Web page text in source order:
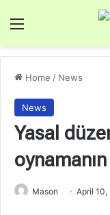
Menu
Home / News
News
Yasal
oynamanın
Mason April 10,